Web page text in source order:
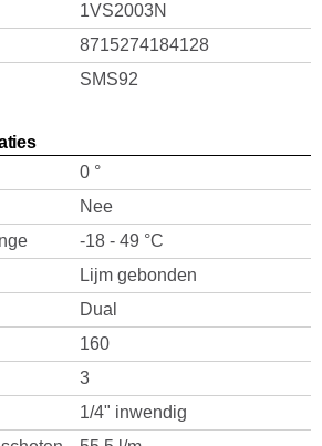
1VS2003N
8715274184128
SMS92
0 °
Nee
-18 - 49 °C
Lijm gebonden
Dual
160
3
1/4" inwendig